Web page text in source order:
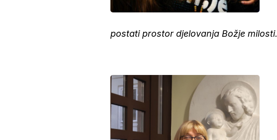
postati prostor djelovanja Božje milosti.